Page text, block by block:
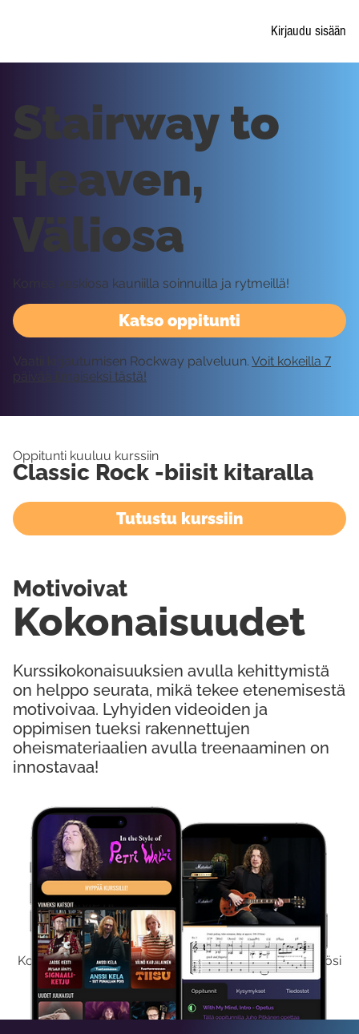
Kirjaudu sisään
Kokeile Ilmaiseksi
Kokeilemalla ilmaiseksi saat koko sisältömme käyttöösi
viikon ajaksi.
Katso oppitunti
Stairway to
Heaven,
Väliosa
Komea keskiosa kauniilla soinnuilla ja rytmeillä!
Vaatii kirjautumisen Rockway palveluun. Voit kokeilla 7
päivää ilmaiseksi tästä!
Oppitunti kuuluu kurssiin
Classic Rock -biisit kitaralla
Tutustu kurssiin
Kurssikokonaisuuksien avulla kehittymistä
on helppo seurata, mikä tekee etenemisestä
motivoivaa. Lyhyiden videoiden ja
oppimisen tueksi rakennettujen
oheismateriaalien avulla treenaaminen on
innostavaa!
Kokonaisuudet
Motivoivat